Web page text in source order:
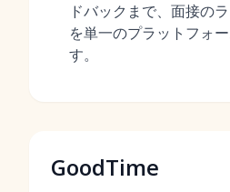
ドバックまで、面接の
を単一のプラットフォ
す。
GoodTime